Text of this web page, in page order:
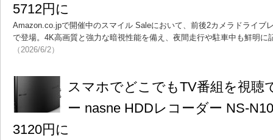
5712円に
Amazon.co.jpで開催中のスマイル Saleにおいて、前後2カメラドライブ
で登場。4K高画質と強力な暗視性能を備え、夜間走行や駐車中も鮮明に
（2026/6/2）
スマホでどこでもTV番組を視聴
ー nasne HDDレコーダー NS-
3120円に